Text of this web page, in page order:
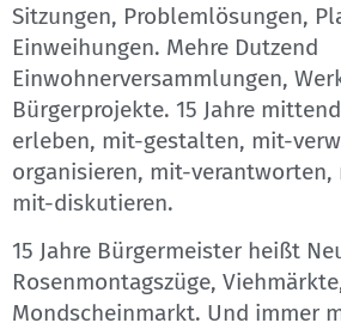
Sitzungen, Problemlösungen,
Einweihungen. Mehre Dutzend
Einwohnerversammlungen,
Bürgerprojekte. 15 Jahre
erleben, mit-gestalten, mit-
organisieren, mit-verantworten,
mit-diskutieren.
15 Jahre Bürgermeister heißt
Rosenmontagszüge,
Mondscheinmarkt. Und immer